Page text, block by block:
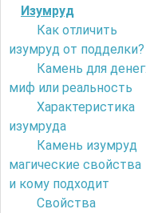
Изумруд
Как отличить
изумруд от подделки?
Камень для денег:
миф или реальность
Характеристика
изумруда
Камень изумруд
магические свойства
и кому подходит
Свойства